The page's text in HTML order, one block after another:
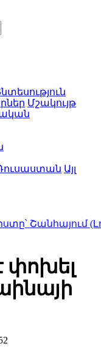
Մշակույթ
Այլ
Շանհայում
փոխել